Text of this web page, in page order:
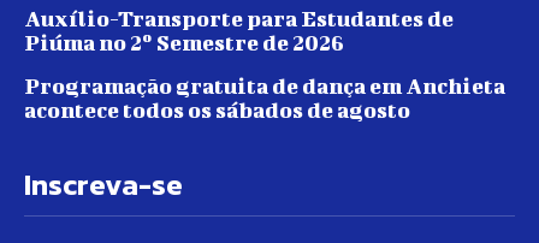
Auxílio-Transporte para Estudantes de
Piúma no 2º Semestre de 2026
Programação gratuita de dança em Anchieta
acontece todos os sábados de agosto
Inscreva-se